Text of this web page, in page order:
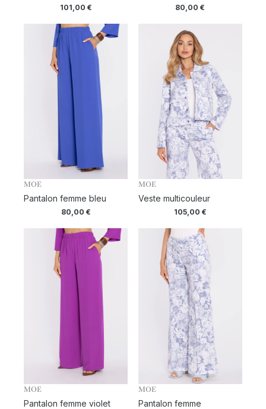
101,00 € 80,00€
MOE
Pantalon femme bleu
80,00 €
MOE
Veste multicouleur
105,00 €
MOE
Pantalon femme violet
MOE
Pantalon femme